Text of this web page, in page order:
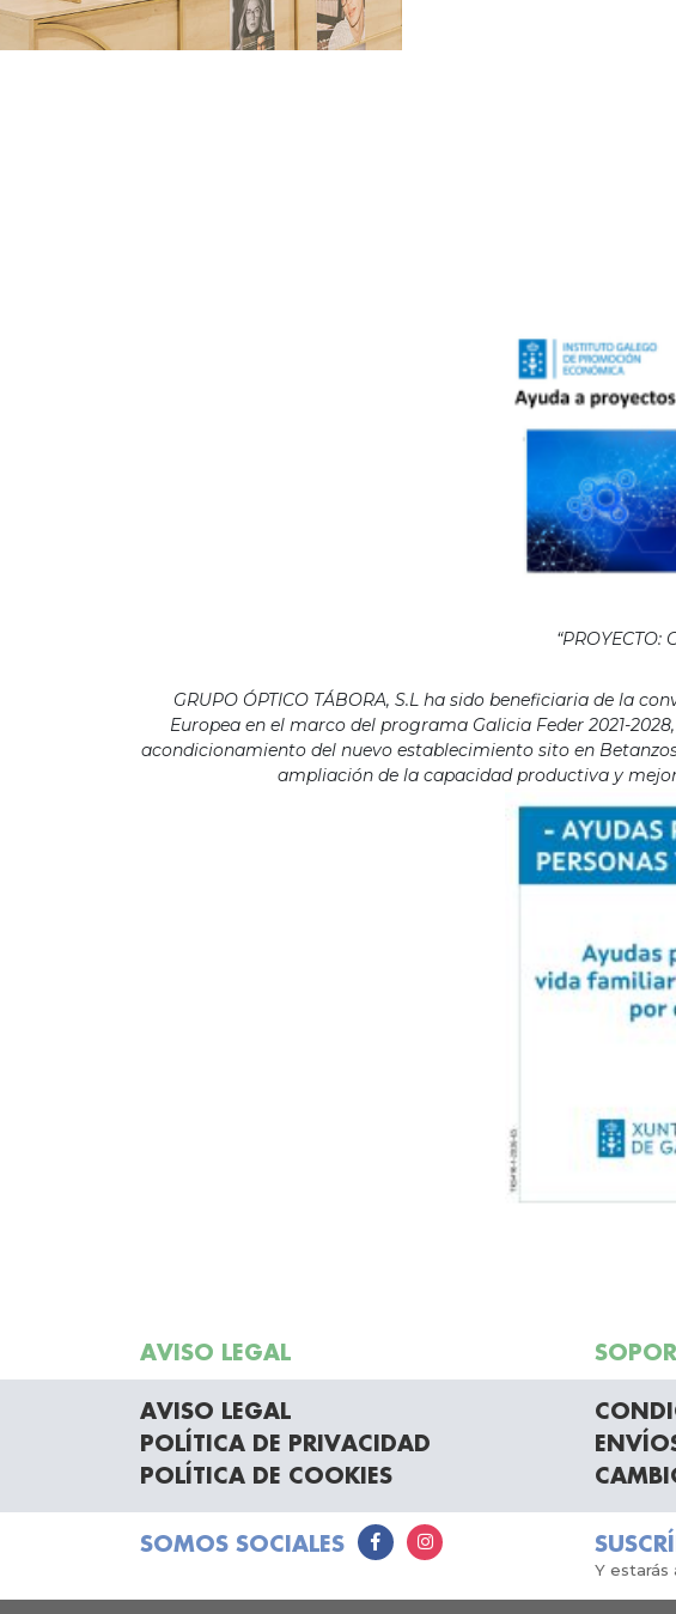
“PROYECTO:
GRUPO ÓPTICO TÁBORA, S.L ha sido beneficiaria de la
Europea en el marco del programa Galicia Feder 2021-
acondicionamiento del nuevo establecimiento sito en
ampliación de la capacidad productiva y
AVISO LEGAL
AVISO LEGAL
POLÍTICA DE PRIVACIDAD
POLÍTICA DE COOKIES
SOMOS SOCIALES
Y estarás